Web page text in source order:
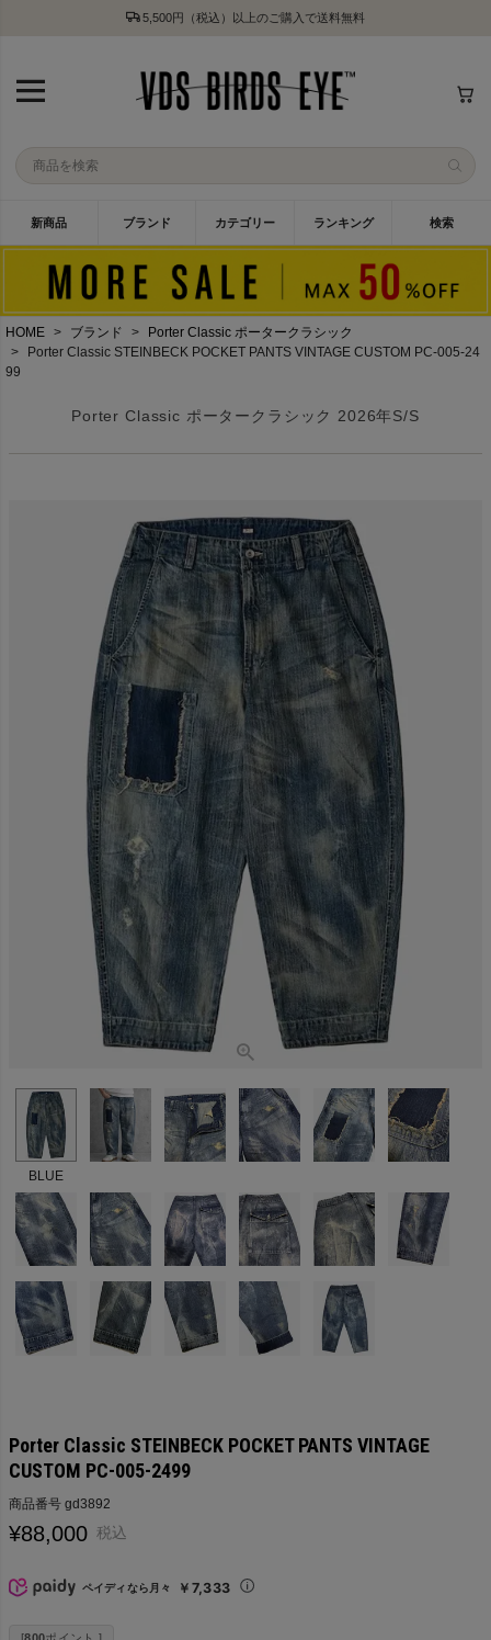
5,500円（税込）以上のご購入で送料無料
新商品 ブランド カテゴリー ランキング 検索
HOME ブランド
Porter Classic ポータークラシック
Porter Classic STEINBECK POCKET PANTS VINTAGE CUSTOM PC-005-24
99
Porter Classic ポータークラシック 2026年S/S
BLUE
Porter Classic STEINBECK POCKET PANTS VINTAGE
CUSTOM PC-005-2499
商品番号 gd3892
¥88,000 税込
ペイディなら月々 ￥7,333